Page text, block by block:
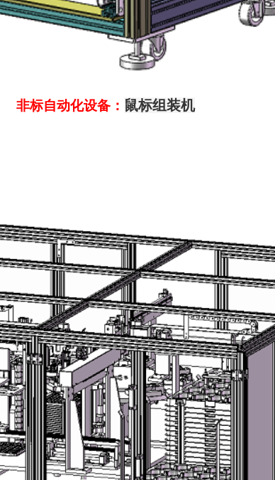
非标自动化设备： 鼠标组装机